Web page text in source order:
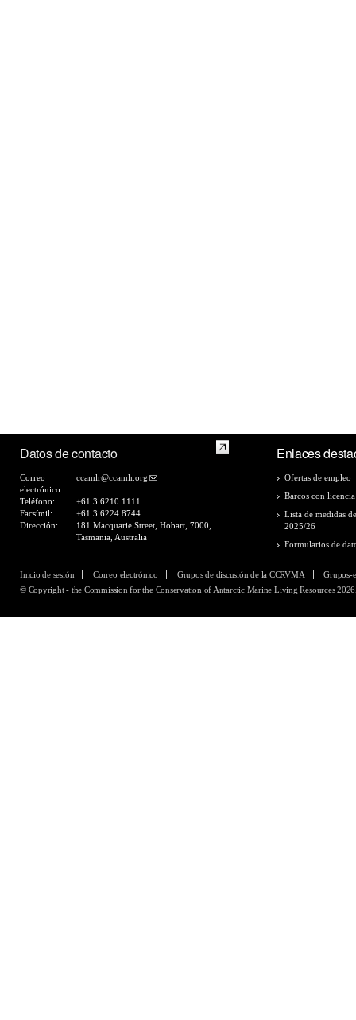
Datos de contacto
Correo
electrónico:
ccamlr@ccamlr.org
Teléfono:
+61 3 6210 1111
Facsímil:
+61 3 6224 8744
Dirección:
181 Macquarie Street, Hobart, 7000,
Tasmania, Australia
Enlaces
Ofertas de empleo
Barcos con
Lista de medidas
2025/26
Formularios de
Inicio de sesión Correo electrónico Grupos de discusión de la CCRVMA
Grupos-
© Copyright - the Commission for the Conservation of Antarctic Marine Living Resources